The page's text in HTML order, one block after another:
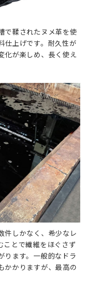
で鞣されたヌメ革を使
仕上げです。耐久性が
化が楽しめ、長く使え
件しかなく、希少なレ
ことで繊維をほぐさず
ります。一般的なドラ
かかりますが、最高の